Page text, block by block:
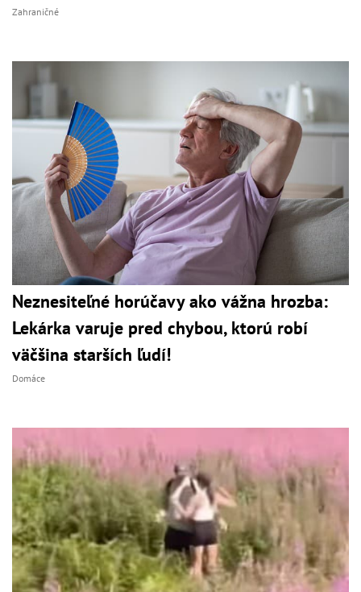
Zahraničné
Neznesiteľné horúčavy ako vážna hrozba:
Lekárka varuje pred chybou, ktorú robí
väčšina starších ľudí!
Domáce